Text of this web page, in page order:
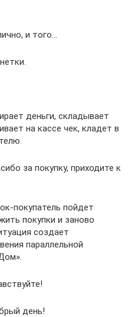
и того…
деньги, складывает
на кассе чек, кладет в
за покупку, приходите к
покупатель пойдет
покупки и заново
создает
параллельной
день!